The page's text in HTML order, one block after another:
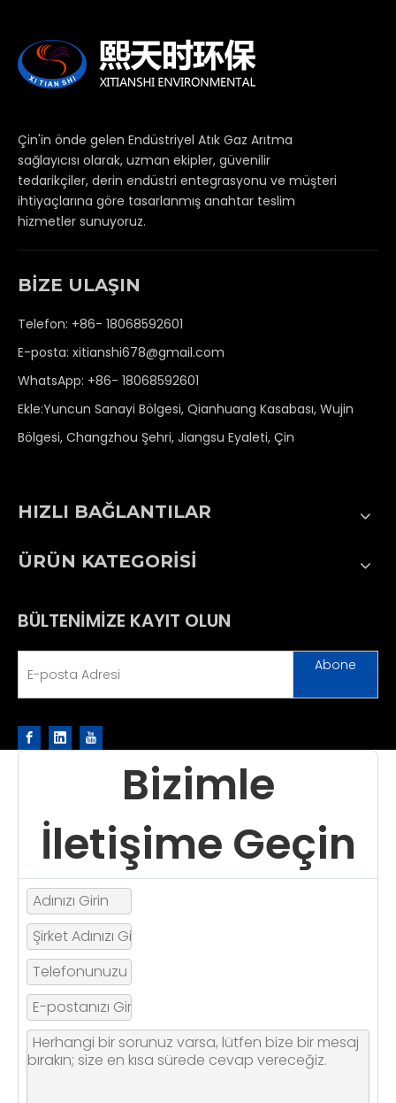
Çin'in önde gelen Endüstriyel Atık Gaz Arıtma
sağlayıcısı olarak, uzman ekipler, güvenilir
tedarikçiler, derin endüstri entegrasyonu ve müşteri
ihtiyaçlarına göre tasarlanmış anahtar teslim
hizmetler sunuyoruz.
BİZE ULAŞIN
Telefon: +86- 18068592601
E-posta: xitianshi678@gmail.com
WhatsApp: +86- 18068592601
Ekle:Yuncun Sanayi Bölgesi, Qianhuang Kasabası, Wujin
Bölgesi, Changzhou Şehri, Jiangsu Eyaleti, Çin
HIZLI BAĞLANTILAR
ÜRÜN KATEGORİSİ
BÜLTENİMİZE KAYIT OLUN
Abone
Bizimle
İletişime Geçin